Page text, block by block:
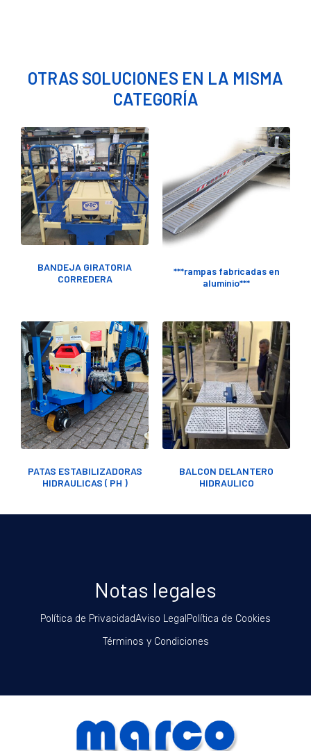
OTRAS SOLUCIONES EN LA MISMA
CATEGORÍA
BANDEJA GIRATORIA
CORREDERA
***rampas fabricadas en
aluminio***
PATAS ESTABILIZADORAS
HIDRAULICAS ( PH )
BALCON DELANTERO
HIDRAULICO
Notas legales
Política de PrivacidadAviso Legal Política de Cookies
Términos y Condiciones